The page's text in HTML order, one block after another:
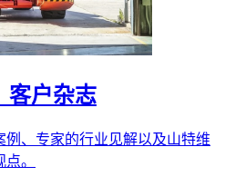
客户杂志
例、专家的行业见解以及山特维
。